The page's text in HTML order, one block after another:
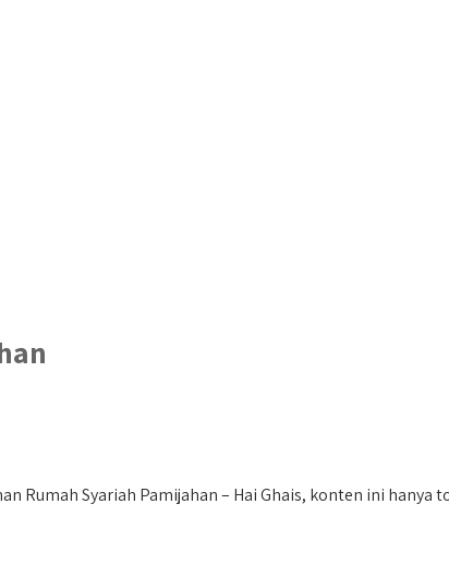
Rumah Syariah Pamijahan – Hai Ghais, konten ini hanya